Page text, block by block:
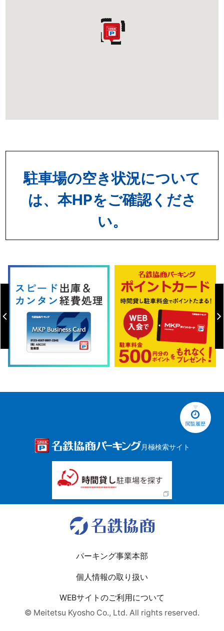
駐車場の空き状況について
は、本HPをご確認くださ
い。
閲覧履歴
月極検索サイト
パーキング事業本部
個人情報の取り扱い
WEBサイトのご利用について
© Meitetsu Kyosho Co., Ltd. All rights reserved.